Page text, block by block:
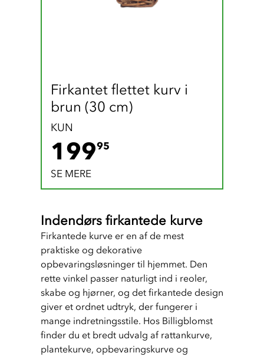
Firkantet flettet kurv i
brun (30 cm)
KUN
19995
SE MERE
Indendørs firkantede kurve
Firkantede kurve er en af de mest
praktiske og dekorative
opbevaringsløsninger til hjemmet. Den
rette vinkel passer naturligt ind i reoler,
skabe og hjørner, og det firkantede design
giver et ordnet udtryk, der fungerer i
mange indretningsstile. Hos Billigblomst
finder du et bredt udvalg af rattankurve,
plantekurve, opbevaringskurve og